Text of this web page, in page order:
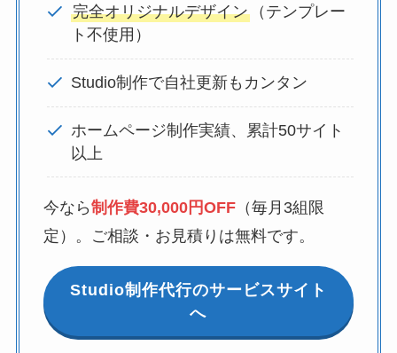
完全オリジナルデザイン （テンプレー
ト不使用）
Studio制作で自社更新もカンタン
ホームページ制作実績、累計50サイト
以上
今なら制作費30,000円OFF（毎月3組限
定）。ご相談・お見積りは無料です。
Studio制作代行のサービスサイト
へ